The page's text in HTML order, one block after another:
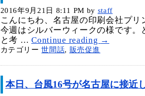
2016年9月21日 8:11 PM by staff
こんにちわ、名古屋の印刷会社プ
今週はシルバーウィークの様です。
と考 …Continue reading →
カテゴリー世間話, 販売促進
本日、台風16号が名古屋に接近